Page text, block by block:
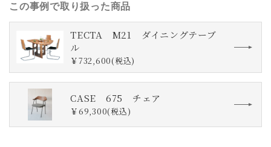
この事例で取り扱った商品
TECTA M21 ダイニングテーブ
ル
￥732,600(税込)
CASE 675 チェア
￥69,300(税込)